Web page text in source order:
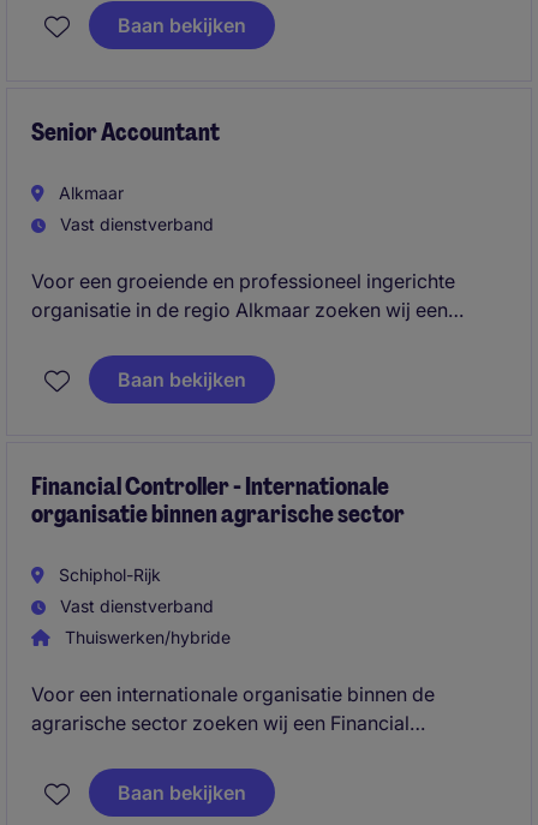
an international consumer-focused organization. The
role combines project leadership, stakeholder
implementation.
Baan bekijken
Senior Accountant
Alkmaar
Vast dienstverband
Voor een groeiende en professioneel ingerichte
organisatie in de regio Alkmaar zoeken wij een
de financiële administratie, maandafsluitingen en
rapportages. Een mooie rol voor iemand die graag
Baan bekijken
Financial Controller - Internationale
organisatie binnen agrarische sector
Schiphol-Rijk
Vast dienstverband
Thuiswerken/hybride
Voor een internationale organisatie binnen de
agrarische sector zoeken wij een Financial
financiële rapportages, maandafsluitingen, btw-
aangiftes, jaarwerk en het verbeteren van financiële
Baan bekijken